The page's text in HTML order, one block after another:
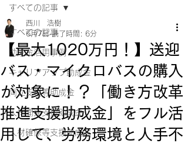
すべての記事
助成金活用事例
キャリアアップ助成金
両立支援等助成金
人材開発支援助成金
人材確保等支援助成金
すべての記事
【最大1020万円！】送迎
バス・マイクロバスの購入
が対象に！？「働き方改革
推進支援助成金」をフル活
用して、労務環境と人手不
西川 浩樹
6月7日 読了時間: 6分